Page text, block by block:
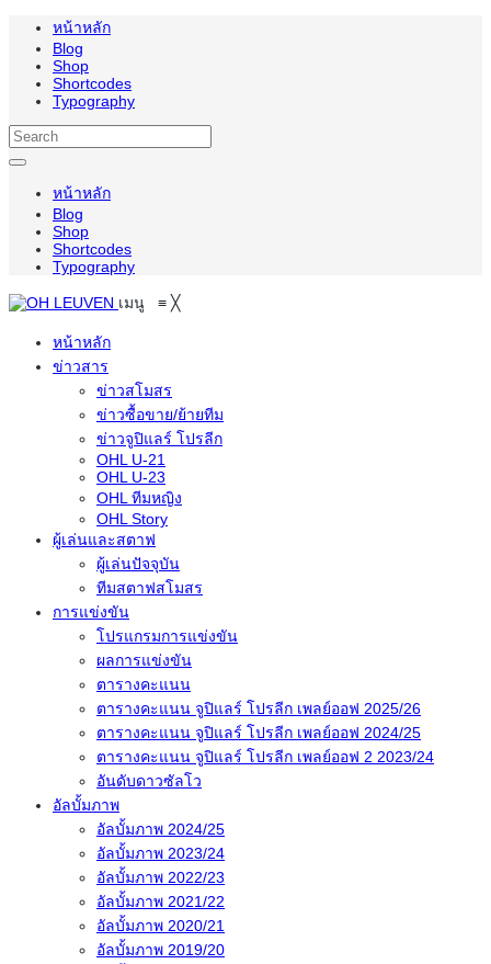
หน้าหลัก
Blog
Shop
Shortcodes
Typography
หน้าหลัก
Blog
Shop
Shortcodes
Typography
เมนู ≡ ╳
หน้าหลัก
ข่าวสาร
ข่าวสโมสร
ข่าวซื้อขาย/ย้ายทีม
ข่าวจูปิแลร์ โปรลีก
OHL U-21
OHL U-23
OHL ทีมหญิง
OHL Story
ผู้เล่นและสตาฟ
ผู้เล่นปัจจุบัน
ทีมสตาฟสโมสร
การแข่งขัน
โปรแกรมการแข่งขัน
ผลการแข่งขัน
ตารางคะแนน
ตารางคะแนน จูปิแลร์ โปรลีก เพลย์ออฟ 2025/26
ตารางคะแนน จูปิแลร์ โปรลีก เพลย์ออฟ 2024/25
ตารางคะแนน จูปิแลร์ โปรลีก เพลย์ออฟ 2 2023/24
อันดับดาวซัลโว
อัลบั้มภาพ
อัลบั้มภาพ 2024/25
อัลบั้มภาพ 2023/24
อัลบั้มภาพ 2022/23
อัลบั้มภาพ 2021/22
อัลบั้มภาพ 2020/21
อัลบั้มภาพ 2019/20